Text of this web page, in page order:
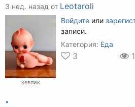
3 нед. назад от Leotaroli
кевпик
Войдите или
записи.
Категория: Еда
3
.